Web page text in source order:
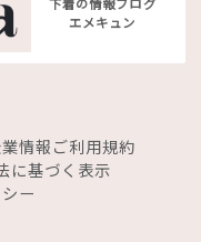
下着の情報ブログ
エメキュン
情報 ご利用規約
に基づく表示
ー